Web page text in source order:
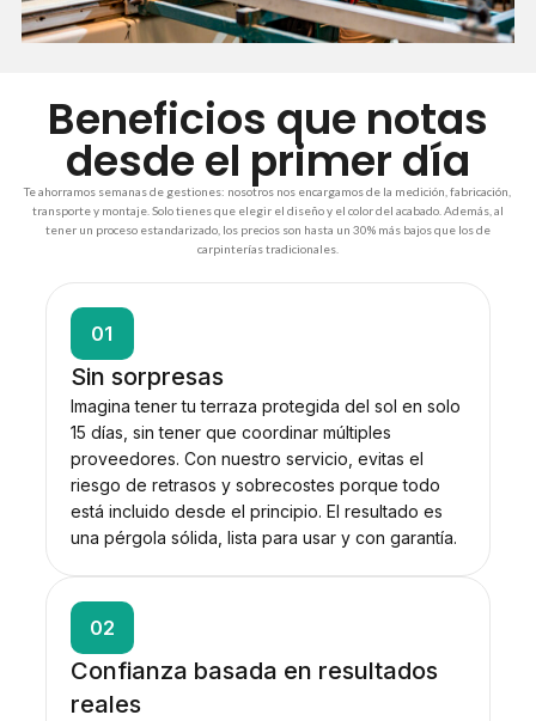
Beneficios que notas
desde el primer día
Te ahorramos semanas de gestiones: nosotros nos encargamos de la medición, fabricación,
transporte y montaje. Solo tienes que elegir el diseño y el color del acabado. Además, al
tener un proceso estandarizado, los precios son hasta un 30% más bajos que los de
carpinterías tradicionales.
01
Sin sorpresas
Imagina tener tu terraza protegida del sol en solo
15 días, sin tener que coordinar múltiples
proveedores. Con nuestro servicio, evitas el
riesgo de retrasos y sobrecostes porque todo
está incluido desde el principio. El resultado es
una pérgola sólida, lista para usar y con garantía.
02
Confianza basada en resultados
reales